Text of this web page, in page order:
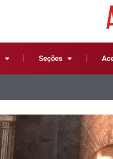
Seções